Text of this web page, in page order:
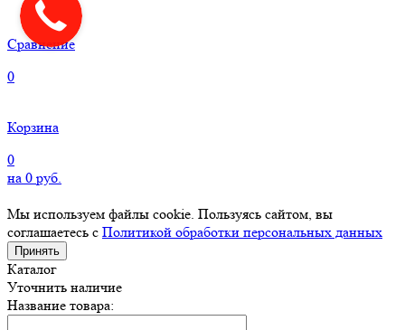
Сравнение
0
Корзина
0
на 0 руб.
Мы используем файлы cookie. Пользуясь сайтом, вы
соглашаетесь с Политикой обработки персональных данных
Принять
Каталог
Уточнить наличие
Название товара: